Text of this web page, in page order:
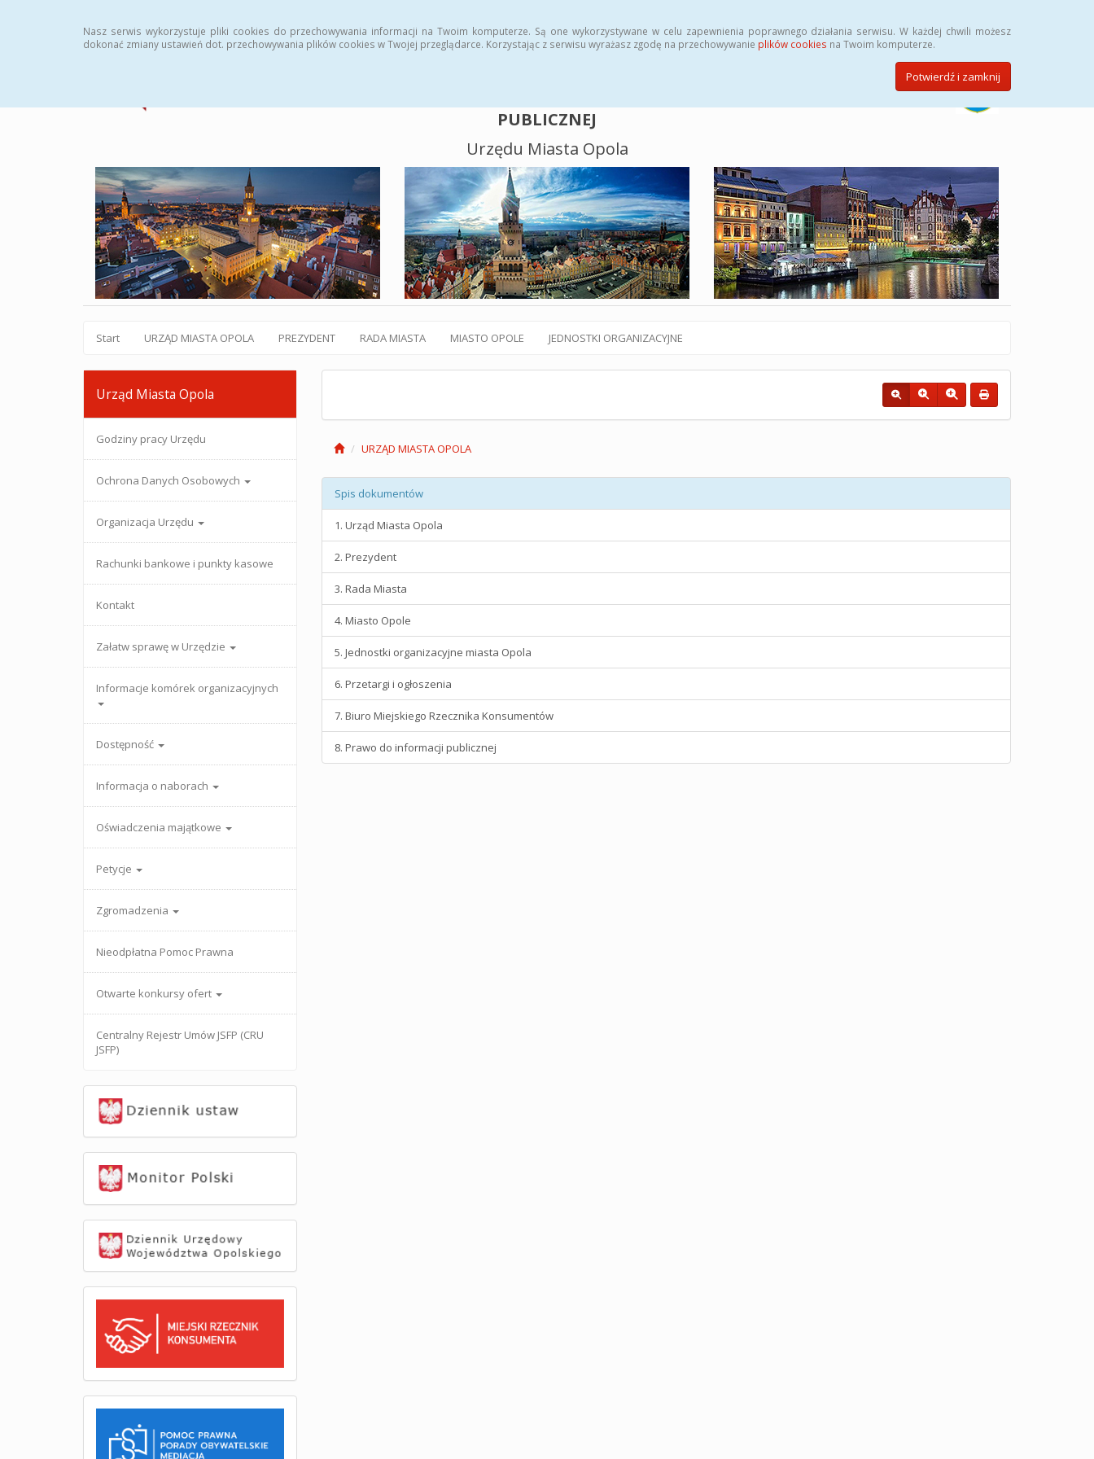
Nasz serwis wykorzystuje pliki cookies do przechowywania informacji na Twoim komputerze. Są one wykorzystywane w celu zapewnienia poprawnego działania serwisu. W każdej chwili możesz
dokonać zmiany ustawień dot. przechowywania plików cookies w Twojej przeglądarce. Korzystając z serwisu wyrażasz zgodę na przechowywanie plików cookies na Twoim komputerze.
Potwierdź i zamknij
PUBLICZNEJ
Urzędu Miasta Opola
Start URZĄD MIASTA OPOLA PREZYDENT RADA MIASTA MIASTO OPOLE JEDNOSTKI ORGANIZACYJNE
Urząd Miasta Opola
Godziny pracy Urzędu
Ochrona Danych Osobowych
Organizacja Urzędu
Rachunki bankowe i punkty kasowe
Kontakt
Załatw sprawę w Urzędzie
Informacje komórek organizacyjnych
Dostępność
Informacja o naborach
Oświadczenia majątkowe
Petycje
Zgromadzenia
Nieodpłatna Pomoc Prawna
Otwarte konkursy ofert
Centralny Rejestr Umów JSFP (CRU
JSFP)
URZĄD MIASTA OPOLA
Spis dokumentów
1. Urząd Miasta Opola
2. Prezydent
3. Rada Miasta
4. Miasto Opole
5. Jednostki organizacyjne miasta Opola
6. Przetargi i ogłoszenia
7. Biuro Miejskiego Rzecznika Konsumentów
8. Prawo do informacji publicznej